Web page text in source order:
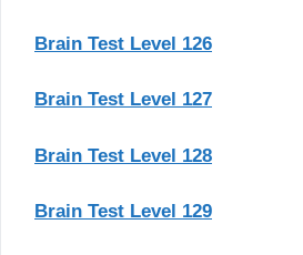
Brain Test Level 126
Brain Test Level 127
Brain Test Level 128
Brain Test Level 129